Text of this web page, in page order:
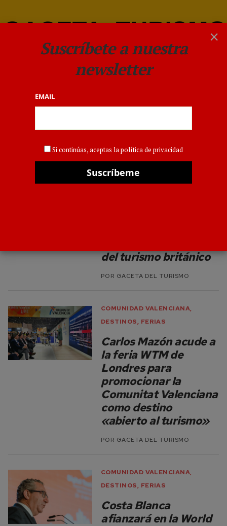
WTM
Carlos Mazón
del turismo británico
POR GACETA DEL TURISMO
COMUNIDAD VALENCIANA,
DESTINOS, FERIAS
Carlos Mazón acude a
la feria WTM de
Londres para
promocionar la
Comunitat Valenciana
como destino
«abierto al turismo»
POR GACETA DEL TURISMO
COMUNIDAD VALENCIANA,
DESTINOS, FERIAS
Costa Blanca
afianzará en la World
×
Suscríbete a nuestra
newsletter
EMAIL
Si continúas, aceptas la política de privacidad